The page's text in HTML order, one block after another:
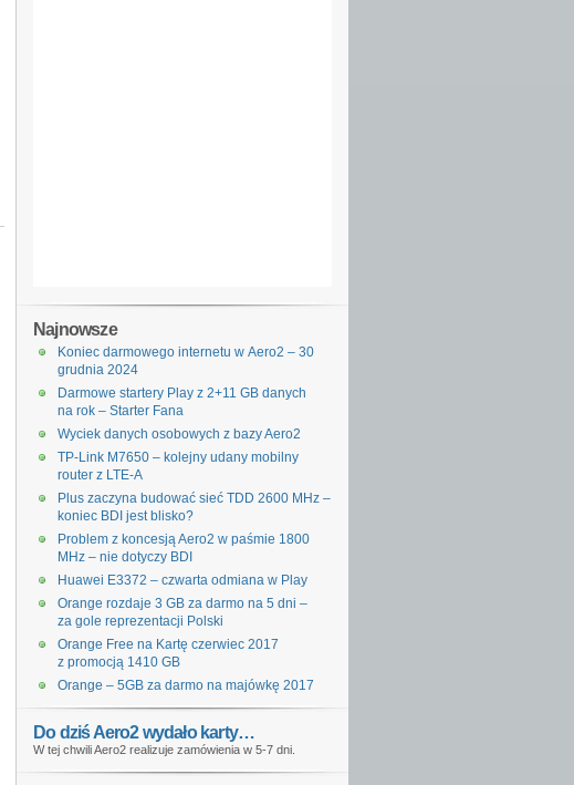
Najnowsze
Koniec darmowego internetu w Aero2 – 30
grudnia 2024
Darmowe startery Play z 2+11 GB danych
na rok – Starter Fana
Wyciek danych osobowych z bazy Aero2
TP-Link M7650 – kolejny udany mobilny
router z LTE-A
Plus zaczyna budować sieć TDD 2600 MHz –
koniec BDI jest blisko?
Problem z koncesją Aero2 w paśmie 1800
MHz – nie dotyczy BDI
Huawei E3372 – czwarta odmiana w Play
Orange rozdaje 3 GB za darmo na 5 dni –
za gole reprezentacji Polski
Orange Free na Kartę czerwiec 2017
z promocją 1410 GB
Orange – 5GB za darmo na majówkę 2017
Do dziś Aero2 wydało karty…
W tej chwili Aero2 realizuje zamówienia w 5-7 dni.